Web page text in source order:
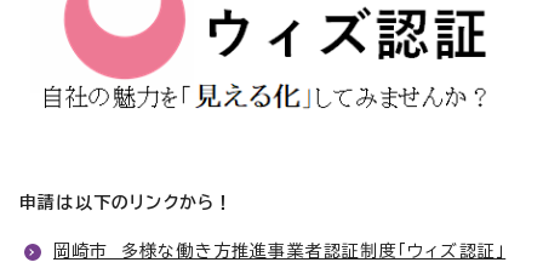
申請は以下のリンクから！
岡崎市 多様な働き方推進事業者認証制度「ウィズ認証」